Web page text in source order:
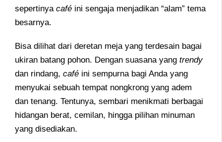
sepertinya café ini sengaja menjadikan “alam” tema
besarnya.
Bisa dilihat dari deretan meja yang terdesain bagai
ukiran batang pohon. Dengan suasana yang trendy
dan rindang, café ini sempurna bagi Anda yang
menyukai sebuah tempat nongkrong yang adem
dan tenang. Tentunya, sembari menikmati berbagai
hidangan berat, cemilan, hingga pilihan minuman
yang disediakan.